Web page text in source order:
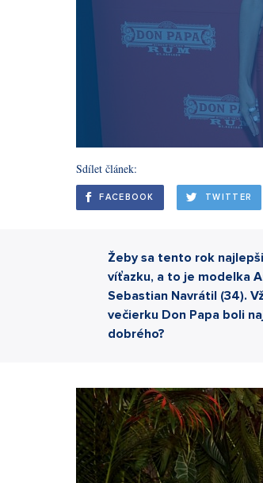
Sdílet článek:
FACEBOOK TWITTER
Žeby sa tento rok
víťazku, a to je modelka
Sebastian Navrátil (34).
večierku Don Papa boli
dobrého?